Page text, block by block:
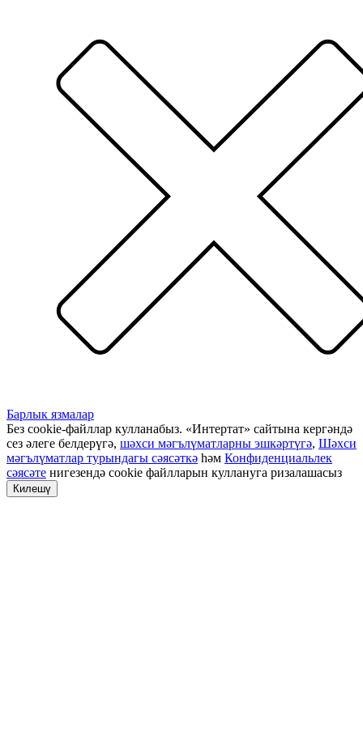
Барлык язмалар
Без cookie-файллар кулланабыз. «Интертат» сайтына кергәндә
сез әлеге белдерүгә, шәхси мәгълүматларны эшкәртүгә, Шәхси
мәгълүматлар турындагы сәясәткә һәм Конфиденциальлек
сәясәте нигезендә cookie файлларын куллануга ризалашасыз
Килешү